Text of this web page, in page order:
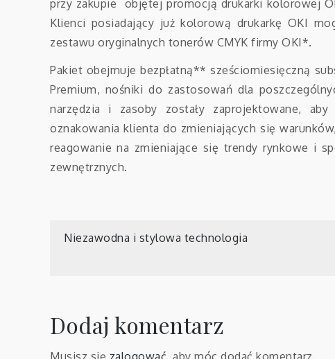
przy zakupie objętej promocją drukarki kolorowej
Klienci posiadający już kolorową drukarkę OKI
zestawu oryginalnych tonerów CMYK firmy OKI*.
Pakiet obejmuje bezpłatną** sześciomiesięczną
Premium, nośniki do zastosowań dla
narzędzia i zasoby zostały zaprojektowane,
oznakowania klienta do zmieniających się
reagowanie na zmieniające się trendy rynkowe i
zewnętrznych.
Nawigacja
Niezawodna i stylowa technologia
Dodaj komentarz
Musisz się zalogować , aby móc dodać komentarz.